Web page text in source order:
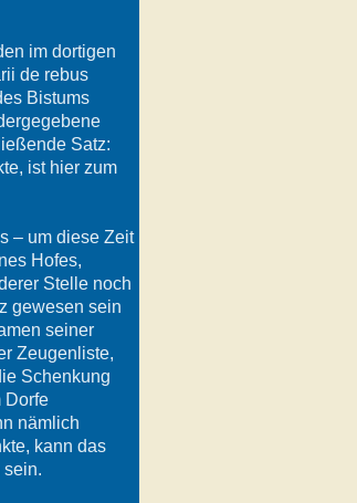
im dortigen
de rebus
Bistums
Satz:
ist hier zum
– um diese Zeit
Hofes,
Stelle noch
gewesen sein
seiner
Zeugenliste,
Schenkung
Dorfe
nämlich
kann das
sein.